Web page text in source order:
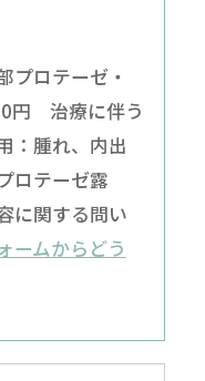
プロテーゼ・
円 治療に伴う
：腫れ、内出
ロテーゼ露
に関する問い
ームからどう